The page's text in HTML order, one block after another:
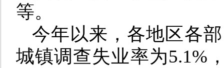
等。
今年以来，各地区各
城镇调查失业率为5.1%